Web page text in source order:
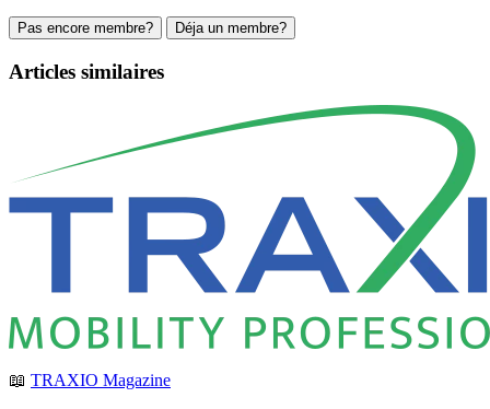
Pas encore membre? Déja un membre?
Articles similaires
📖 TRAXIO Magazine